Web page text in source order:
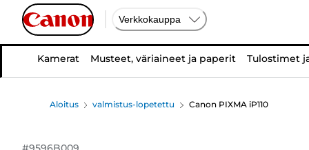
Verkkokauppa
Kamerat Musteet, väriaineet ja paperit Tulostimet
Aloitus valmistus-lopetettu Canon PIXMA iP110